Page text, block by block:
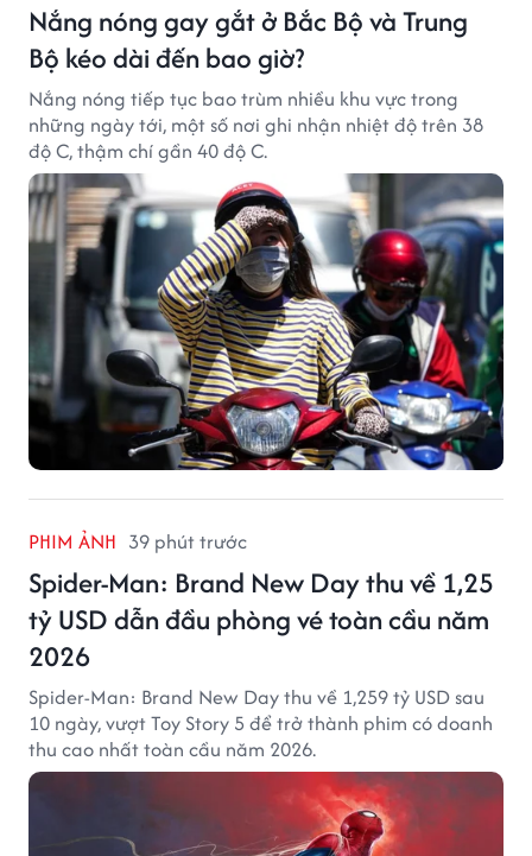
Nắng nóng gay gắt ở Bắc Bộ và Trung
Bộ kéo dài đến bao giờ?
Nắng nóng tiếp tục bao trùm nhiều khu vực trong
những ngày tới, một số nơi ghi nhận nhiệt độ trên 38
độ C, thậm chí gần 40 độ C.
PHIM ẢNH 39 phút trước
Spider-Man: Brand New Day thu về 1,25
tỷ USD dẫn đầu phòng vé toàn cầu năm
2026
Spider-Man: Brand New Day thu về 1,259 tỷ USD sau
10 ngày, vượt Toy Story 5 để trở thành phim có doanh
thu cao nhất toàn cầu năm 2026.